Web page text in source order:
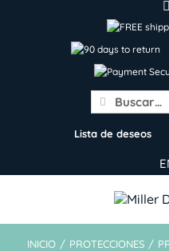
Search
for:
Lista de deseos
INICIO / PROTECCIONES /